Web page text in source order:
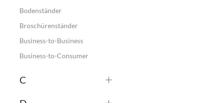
Bodenständer
Broschürenständer
Business-to-Business
Business-to-Consumer
C